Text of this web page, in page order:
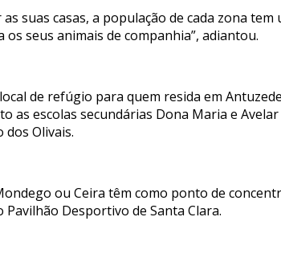
suas casas, a população de cada zona
seus animais de companhia”, adiantou.
de refúgio para quem resida em
as escolas secundárias Dona Maria e
Olivais.
ou Ceira têm como ponto de
Pavilhão Desportivo de Santa Clara.